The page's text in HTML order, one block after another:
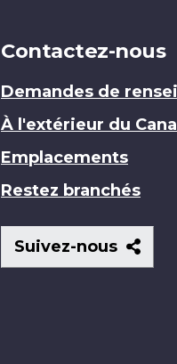
Contactez-nous
Demandes de
À l'extérieur du
Emplacements
Restez branchés
Suivez-nous
nous